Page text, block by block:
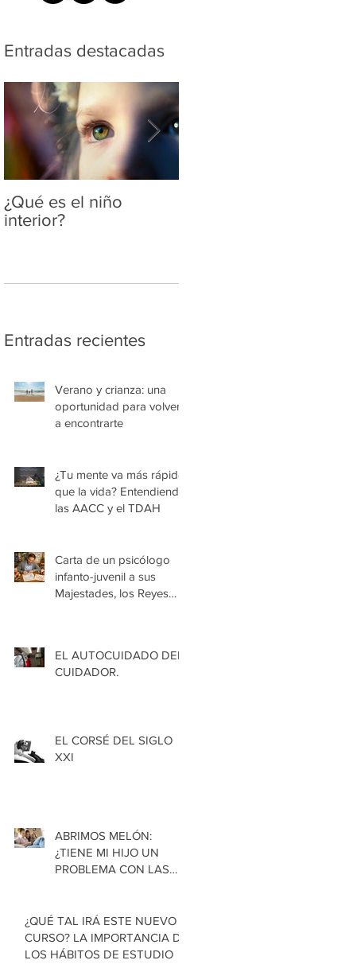
Entradas destacadas
¿Qué es el niño
interior?
Entradas recientes
Verano y crianza: una
oportunidad para volver
a encontrarte
¿Tu mente va más rápido
que la vida? Entendiendo
las AACC y el TDAH
Carta de un psicólogo
infanto-juvenil a sus
Majestades, los Reyes
EL AUTOCUIDADO DEL
CUIDADOR.
EL CORSÉ DEL SIGLO
XXI
ABRIMOS MELÓN:
¿TIENE MI HIJO UN
PROBLEMA CON LAS
¿QUÉ TAL IRÁ ESTE NUEVO
CURSO? LA IMPORTANCIA DE
LOS HÁBITOS DE ESTUDIO